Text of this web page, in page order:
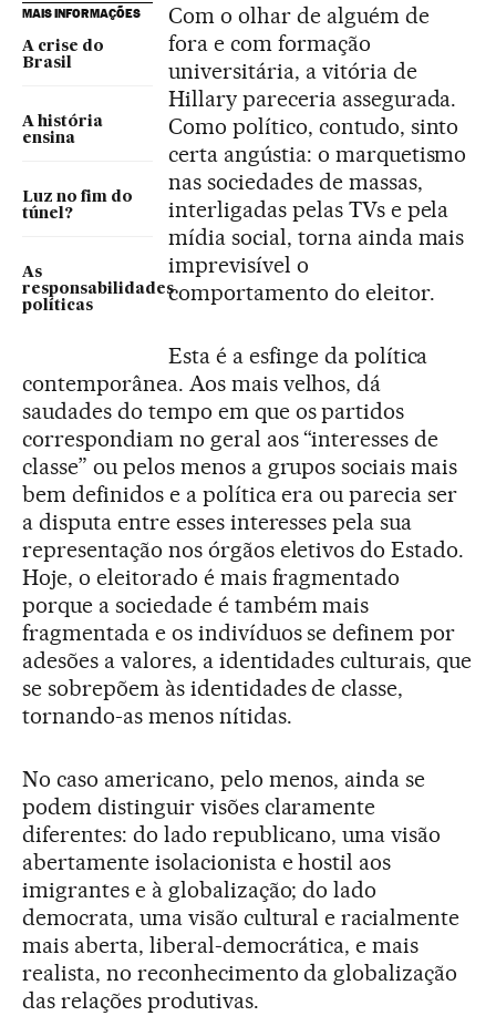
MAIS INFORMAÇÕES
A crise do
Brasil
A história
ensina
Luz no fim do
túnel?
As
responsabilidades
políticas
Com o olhar de alguém de
fora e com formação
universitária, a vitória de
Hillary pareceria assegurada.
Como político, contudo, sinto
certa angústia: o marquetismo
nas sociedades de massas,
interligadas pelas TVs e pela
mídia social, torna ainda mais
imprevisível o
comportamento do eleitor.
Esta é a esfinge da política
contemporânea. Aos mais velhos, dá
saudades do tempo em que os partidos
correspondiam no geral aos “interesses de
classe” ou pelos menos a grupos sociais mais
bem definidos e a política era ou parecia ser
a disputa entre esses interesses pela sua
representação nos órgãos eletivos do Estado.
Hoje, o eleitorado é mais fragmentado
porque a sociedade é também mais
fragmentada e os indivíduos se definem por
adesões a valores, a identidades culturais, que
se sobrepõem às identidades de classe,
tornando-as menos nítidas.
No caso americano, pelo menos, ainda se
podem distinguir visões claramente
diferentes: do lado republicano, uma visão
abertamente isolacionista e hostil aos
imigrantes e à globalização; do lado
democrata, uma visão cultural e racialmente
mais aberta, liberal-democrática, e mais
realista, no reconhecimento da globalização
das relações produtivas.